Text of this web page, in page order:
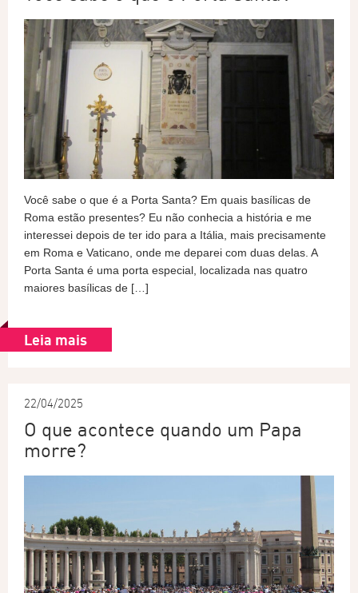
Você sabe o que é a Porta Santa? Em quais basílicas de
Roma estão presentes? Eu não conhecia a história e me
interessei depois de ter ido para a Itália, mais precisamente
em Roma e Vaticano, onde me deparei com duas delas. A
Porta Santa é uma porta especial, localizada nas quatro
maiores basílicas de […]
Leia mais
22/04/2025
O que acontece quando um Papa
morre?